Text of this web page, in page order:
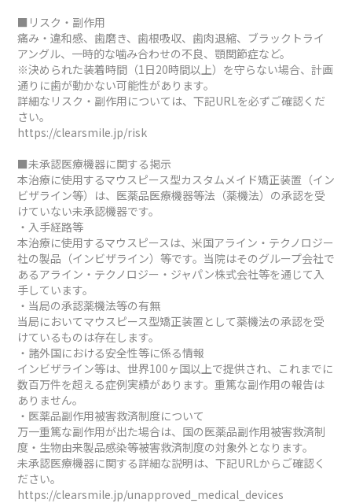
■リスク・副作用
痛み・違和感、歯磨き、歯根吸収、歯肉退縮、ブラックトライ
アングル、一時的な噛み合わせの不良、顎関節症など。
※決められた装着時間（1日20時間以上）を守らない場合、計画
通りに歯が動かない可能性があります。
詳細なリスク・副作用については、下記URLを必ずご確認くだ
さい。
https://clearsmile.jp/risk
■未承認医療機器に関する掲示
本治療に使用するマウスピース型カスタムメイド矯正装置（イン
ビザライン等）は、医薬品医療機器等法（薬機法）の承認を受
けていない未承認機器です。
・入手経路等
本治療に使用するマウスピースは、米国アライン・テクノロジー
社の製品（インビザライン）等です。当院はそのグループ会社で
あるアライン・テクノロジー・ジャパン株式会社等を通じて入
手しています。
・当局の承認薬機法等の有無
当局においてマウスピース型矯正装置として薬機法の承認を受
けているものは存在します。
・諸外国における安全性等に係る情報
インビザライン等は、世界100ヶ国以上で提供され、これまでに
数百万件を超える症例実績があります。重篤な副作用の報告は
ありません。
・医薬品副作用被害救済制度について
万一重篤な副作用が出た場合は、国の医薬品副作用被害救済制
度・生物由来製品感染等被害救済制度の対象外となります。
未承認医療機器に関する詳細な説明は、下記URLからご確認く
ださい。
https://clearsmile.jp/unapproved_medical_devices